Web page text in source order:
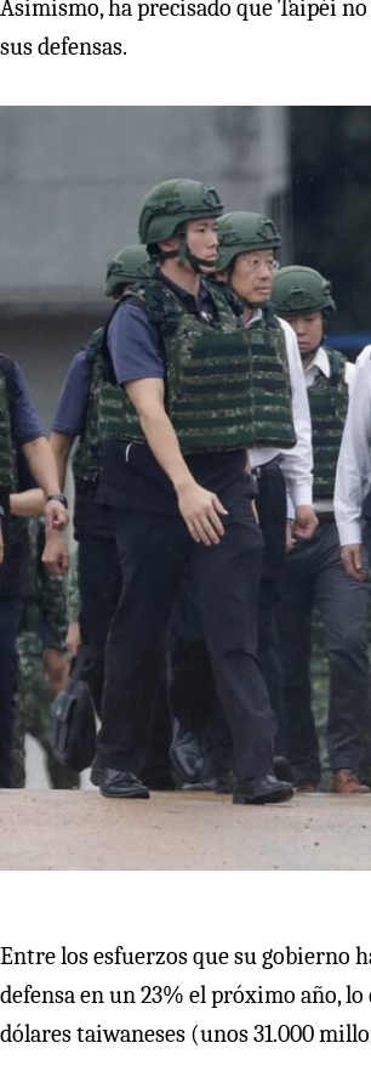
Asimismo, ha precisado que Taipéi
sus defensas.
Entre los esfuerzos que su gobierno
defensa en un 23% el próximo año,
dólares taiwaneses (unos 31.000